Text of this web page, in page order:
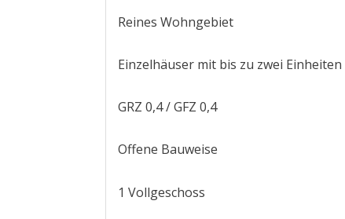
Reines Wohngebiet
Einzelhäuser mit bis zu zwei Einheiten
GRZ 0,4 / GFZ 0,4
Offene Bauweise
1 Vollgeschoss